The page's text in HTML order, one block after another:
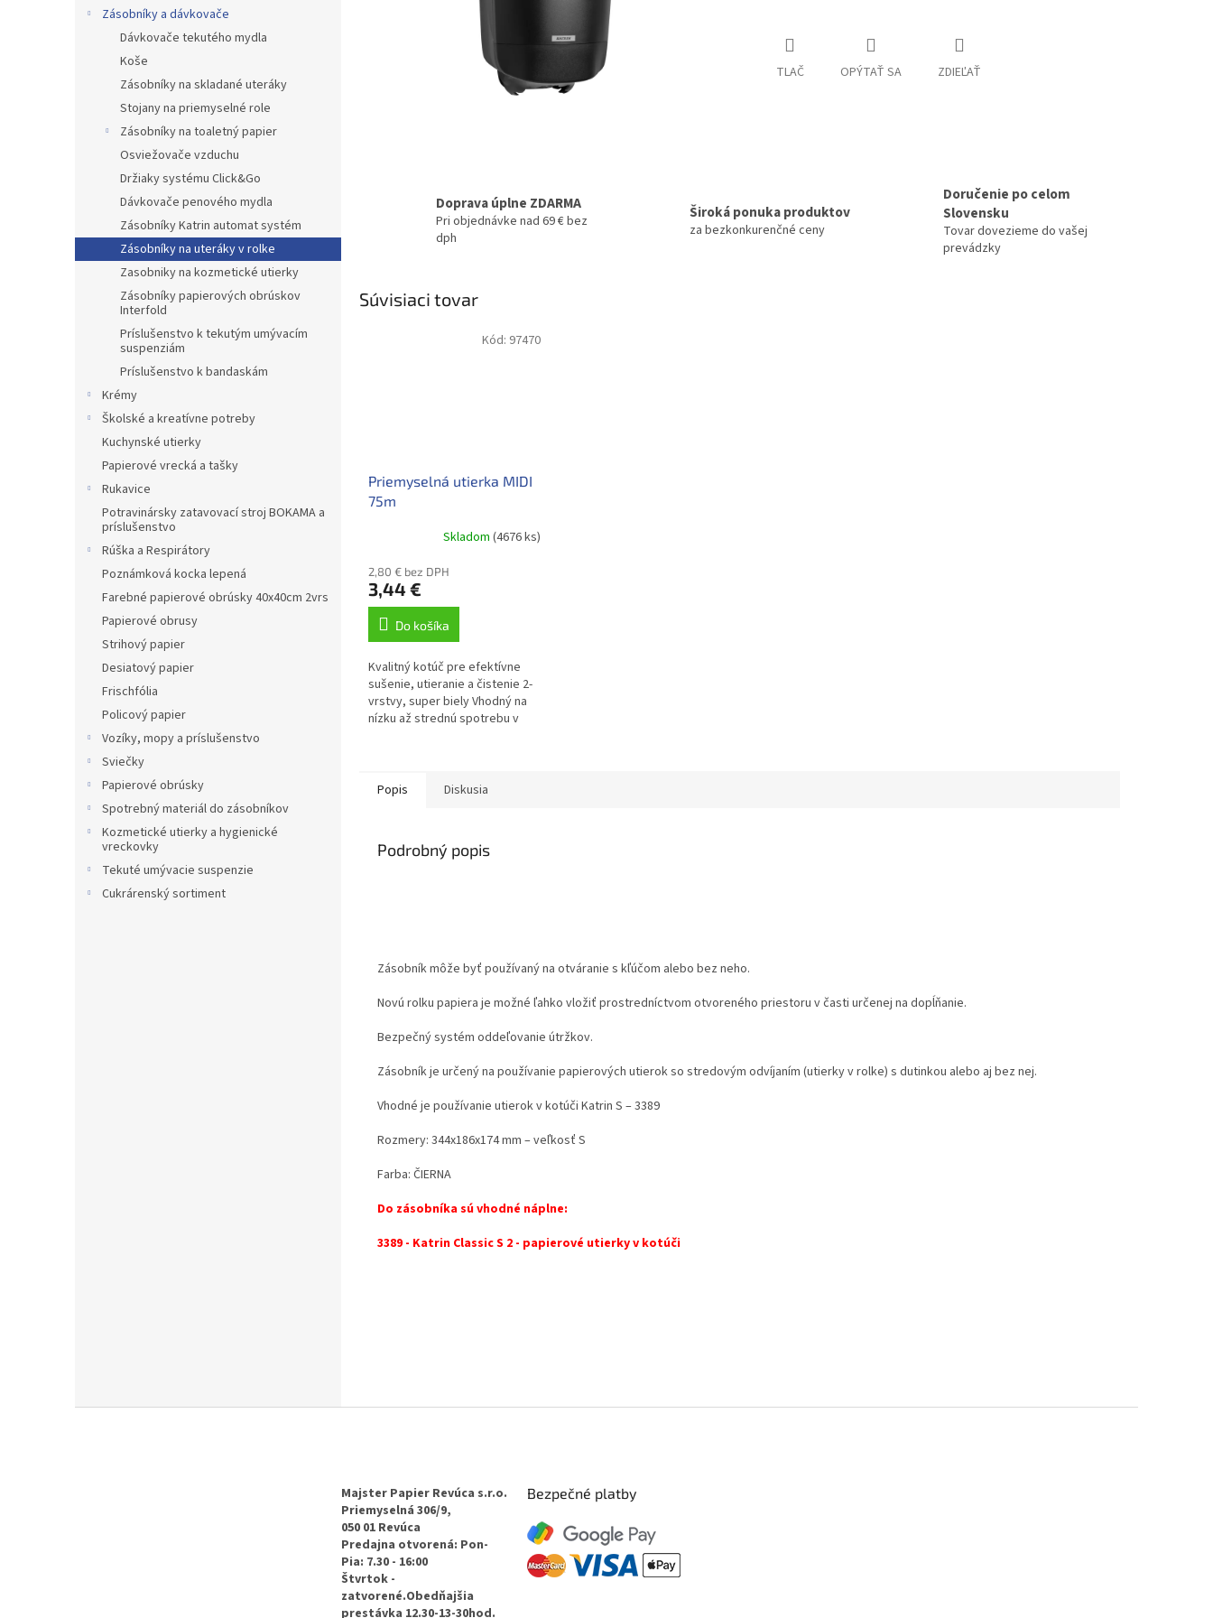
Zásobníky a dávkovače
Dávkovače tekutého mydla
Koše
Zásobníky na skladané uteráky
Stojany na priemyselné role
Zásobníky na toaletný papier
Osviežovače vzduchu
Držiaky systému Click&Go
Dávkovače penového mydla
Zásobníky Katrin automat systém
Zásobníky na uteráky v rolke
Zasobniky na kozmetické utierky
Zásobníky papierových obrúskov
Interfold
Príslušenstvo k tekutým umývacím
suspenziám
Príslušenstvo k bandaskám
Krémy
Školské a kreatívne potreby
Kuchynské utierky
Papierové vrecká a tašky
Rukavice
Potravinársky zatavovací stroj BOKAMA a
príslušenstvo
Rúška a Respirátory
Poznámková kocka lepená
Farebné papierové obrúsky 40x40cm 2vrs
Papierové obrusy
Strihový papier
Desiatový papier
Frischfólia
Policový papier
Vozíky, mopy a príslušenstvo
Sviečky
Papierové obrúsky
Spotrebný materiál do zásobníkov
Kozmetické utierky a hygienické
vreckovky
Tekuté umývacie suspenzie
Cukrárenský sortiment
TLAČ OPÝTAŤ SA ZDIEĽAŤ
Doprava úplne ZDARMA
Pri objednávke nad 69 € bez
dph
Široká ponuka produktov
za bezkonkurenčné ceny
Doručenie po celom
Slovensku
Tovar dovezieme do vašej
prevádzky
Súvisiaci tovar
Priemyselná utierka MIDI
75m
Skladom (4676 ks)
2,80 € bez DPH
3,44 €
Do košíka
Kvalitný kotúč pre efektívne
sušenie, utieranie a čistenie 2-
vrstvy, super biely Vhodný na
nízku až strednú spotrebu v
Kód: 97470
Popis Diskusia
Podrobný popis
Zásobník môže byť používaný na otváranie s kľúčom alebo bez neho.
Novú rolku papiera je možné ľahko vložiť prostredníctvom otvoreného priestoru v časti určenej na dopĺňanie.
Bezpečný systém oddeľovanie útržkov.
Zásobník je určený na používanie papierových utierok so stredovým odvíjaním (utierky v rolke) s dutinkou alebo aj bez nej.
Vhodné je používanie utierok v kotúči Katrin S – 3389
Rozmery: 344x186x174 mm – veľkosť S
Farba: ČIERNA
Do zásobníka sú vhodné náplne:
3389 - Katrin Classic S 2 - papierové utierky v kotúči
Majster Papier Revúca s.r.o.
Priemyselná 306/9,
050 01 Revúca
Predajna otvorená: Pon-
Pia: 7.30 - 16:00
Štvrtok -
zatvorené.Obedňajšia
prestávka 12.30-13-30hod.
Bezpečné platby